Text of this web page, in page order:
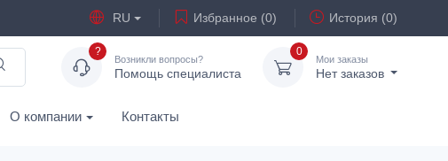
RU Избранное (0) История (0)
?
Возникли вопросы?
Помощь специалиста
0
Мои заказы
Нет заказов
О компании Контакты